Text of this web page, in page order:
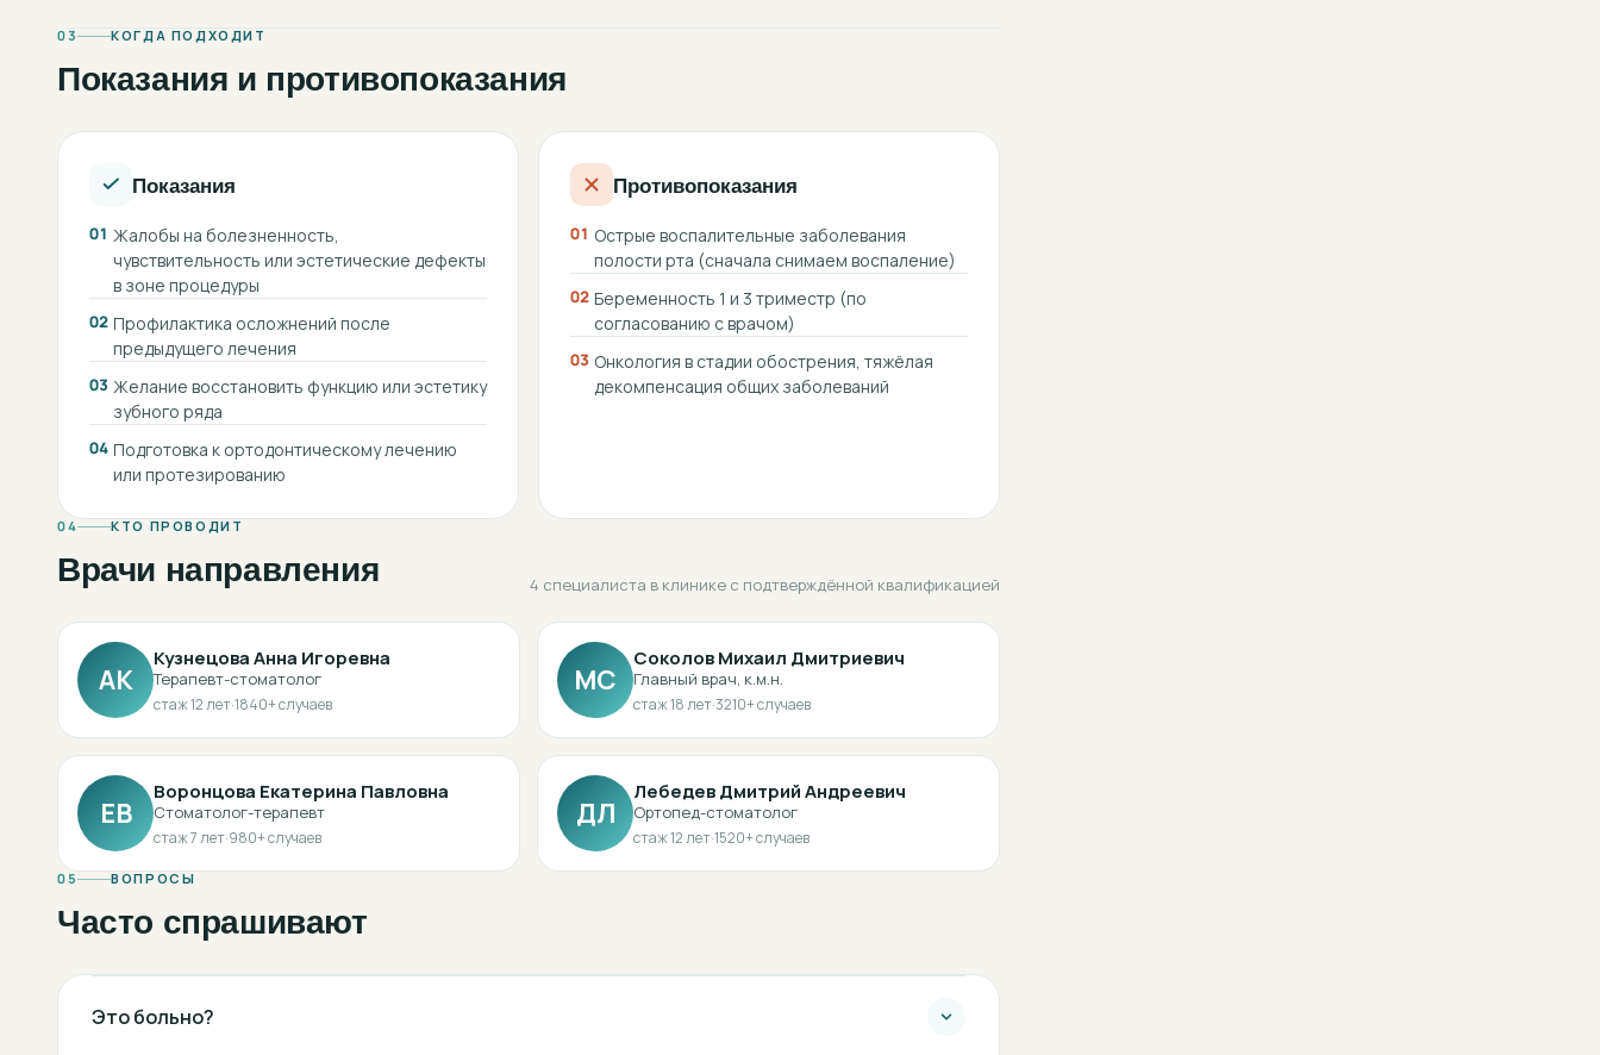
03 КОГДА ПОДХОДИТ
Показания и противопоказания
Показания
01 Жалобы на болезненность,
чувствительность или эстетические дефекты
в зоне процедуры
02 Профилактика осложнений после
предыдущего лечения
03 Желание восстановить функцию или эстетику
зубного ряда
04 Подготовка к ортодонтическому лечению
или протезированию
Противопоказания
01 Острые воспалительные заболевания
полости рта (сначала снимаем воспаление)
02 Беременность 1 и 3 триместр (по
согласованию с врачом)
03 Онкология в стадии обострения, тяжёлая
декомпенсация общих заболеваний
04 КТО ПРОВОДИТ
Врачи направления 4 специалиста в клинике с подтверждённой квалификацией
АК
Кузнецова Анна Игоревна
Терапевт-стоматолог
стаж12лет·1840+ случаев
МС
Соколов Михаил Дмитриевич
Главный врач, к.м.н.
стаж18лет·3210+ случаев
ЕВ
Воронцова Екатерина Павловна
Стоматолог-терапевт
стаж7лет·980+ случаев
ДЛ
Лебедев Дмитрий Андреевич
Ортопед-стоматолог
стаж12лет·1520+ случаев
05 ВОПРОСЫ
Часто спрашивают
Это больно?